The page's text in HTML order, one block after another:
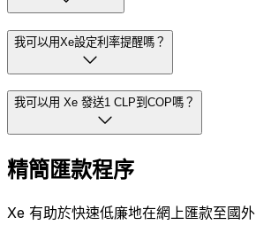
我可以用Xe設定利率提醒嗎？
我可以用 Xe 發送1 CLP到COP嗎？
精簡匯款程序
Xe 有助於快速低廉地在網上匯款至國外